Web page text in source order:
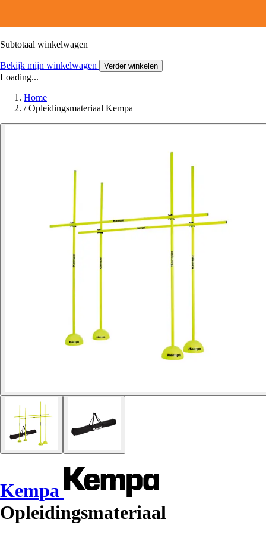
Subtotaal winkelwagen
Bekijk mijn winkelwagen Verder winkelen
Loading...
Home
/ Opleidingsmateriaal Kempa
Kempa
Opleidingsmateriaal